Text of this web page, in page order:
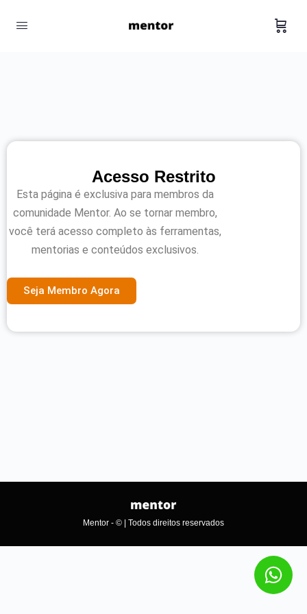
Acesso Restrito
Esta página é exclusiva para membros da
comunidade Mentor. Ao se tornar membro,
você terá acesso completo às ferramentas,
mentorias e conteúdos exclusivos.
Seja Membro Agora
Mentor - © | Todos direitos reservados